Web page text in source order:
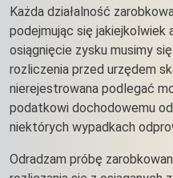
Każda działalność
podejmując się
osiągnięcie zysku musimy
rozliczenia przed urzędem
nierejestrowana podlegać
podatkowi dochodowemu
niektórych wypadkach
Odradzam próbę